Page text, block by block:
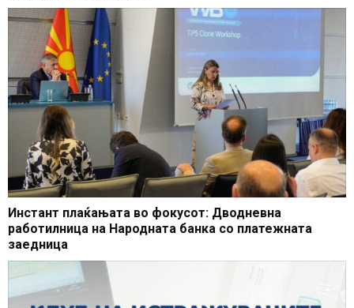
Инстант плаќањата во фокусот: Дводневна
работилница на Народната банка со платежната
заедница